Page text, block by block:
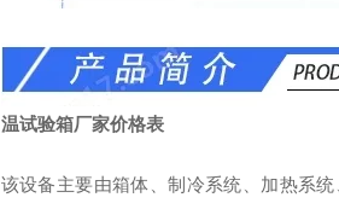
温试验箱厂家价格表
该设备主要由箱体、制冷系统、加热系